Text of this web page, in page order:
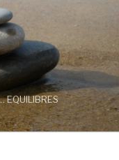
EQUILIBRES